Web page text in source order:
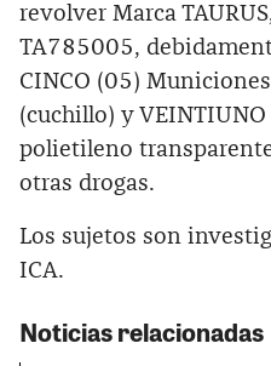
revolver Marca
TA785005,
CINCO (05)
(cuchillo) y
polietileno
otras drogas.
Los sujetos son
ICA.
Noticias relacionadas